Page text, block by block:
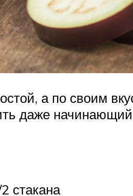
а по своим
даже
стакана